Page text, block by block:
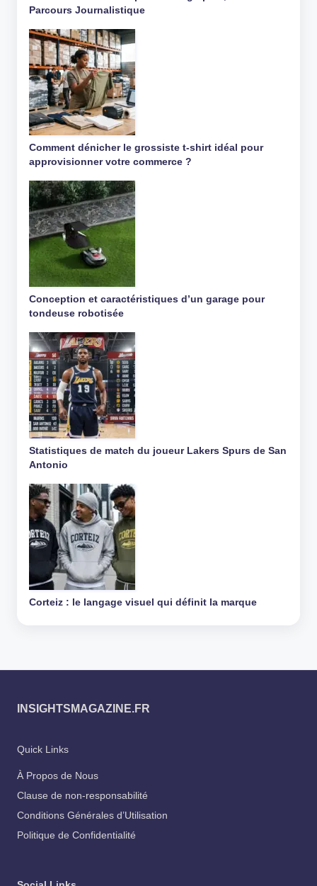
Parcours Journalistique
Comment dénicher le grossiste t-shirt idéal pour
approvisionner votre commerce ?
Conception et caractéristiques d’un garage pour
tondeuse robotisée
Statistiques de match du joueur Lakers Spurs de San
Antonio
Corteiz : le langage visuel qui définit la marque
INSIGHTSMAGAZINE.FR
Quick Links
À Propos de Nous
Clause de non-responsabilité
Conditions Générales d’Utilisation
Politique de Confidentialité